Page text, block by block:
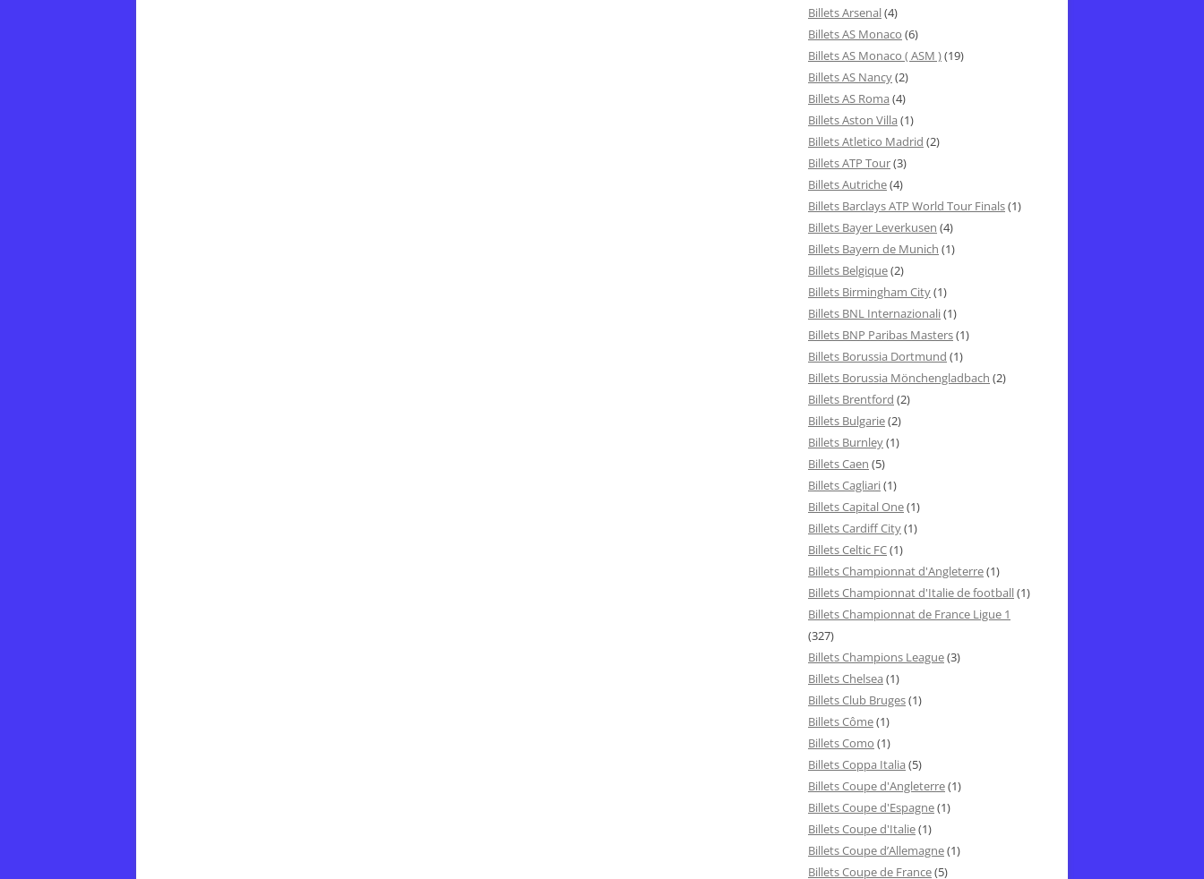
Billets Arsenal(4)
Billets AS Monaco (6)
Billets AS Monaco ( ASM )(19)
Billets AS Nancy(2)
Billets AS Roma (4)
Billets Aston Villa (1)
Billets Atletico Madrid (2)
Billets ATP Tour(3)
Billets Autriche(4)
Billets Barclays ATP World Tour Finals(1)
Billets Bayer Leverkusen (4)
Billets Bayern de Munich (1)
Billets Belgique(2)
Billets Birmingham City(1)
Billets BNL Internazionali(1)
Billets BNP Paribas Masters(1)
Billets Borussia Dortmund (1)
Billets Borussia Mönchengladbach (2)
Billets Brentford (2)
Billets Bulgarie(2)
Billets Burnley(1)
Billets Caen (5)
Billets Cagliari(1)
Billets Capital One(1)
Billets Cardiff City(1)
Billets Celtic FC(1)
Billets Championnat d'Angleterre(1)
Billets Championnat d'Italie de football(1)
Billets Championnat de France Ligue 1
(327)
Billets Champions League(3)
Billets Chelsea (1)
Billets Club Bruges(1)
Billets Côme(1)
Billets Como (1)
Billets Coppa Italia (5)
Billets Coupe d'Angleterre(1)
Billets Coupe d'Espagne(1)
Billets Coupe d'Italie(1)
Billets Coupe d’Allemagne(1)
Billets Coupe de France(5)